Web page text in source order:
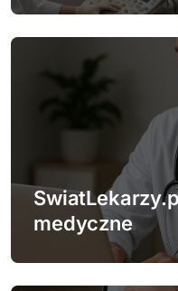
s
u
medyczne